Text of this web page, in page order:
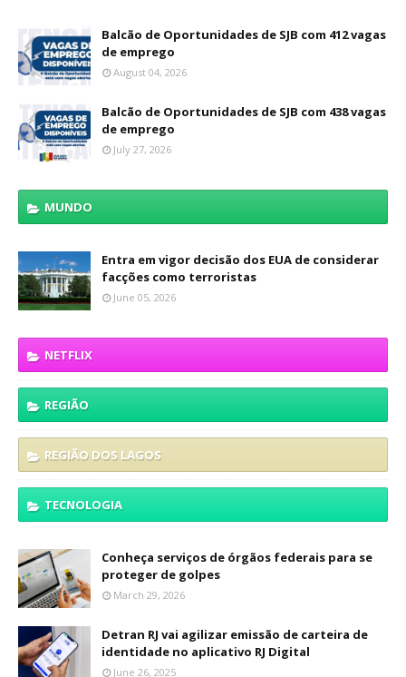
Balcão de Oportunidades de SJB com 412 vagas
de emprego
August 04, 2026
Balcão de Oportunidades de SJB com 438 vagas
de emprego
July 27, 2026
MUNDO
Entra em vigor decisão dos EUA de considerar
facções como terroristas
June 05, 2026
NETFLIX
REGIÃO
REGIÃO DOS LAGOS
TECNOLOGIA
Conheça serviços de órgãos federais para se
proteger de golpes
March 29, 2026
Detran RJ vai agilizar emissão de carteira de
identidade no aplicativo RJ Digital
June 26, 2025